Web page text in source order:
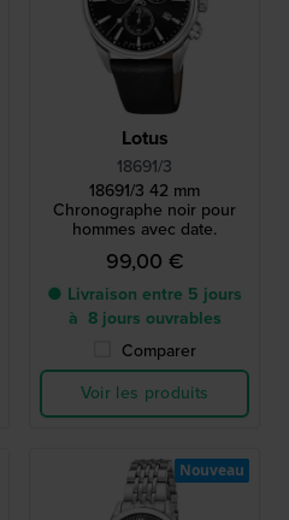
Lotus
18691/3
18691/3 42 mm
Chronographe noir pour
hommes avec date.
99,00 €
● Livraison entre 5 jours
à 8 jours ouvrables
Comparer
Voir les produits
Nouveau